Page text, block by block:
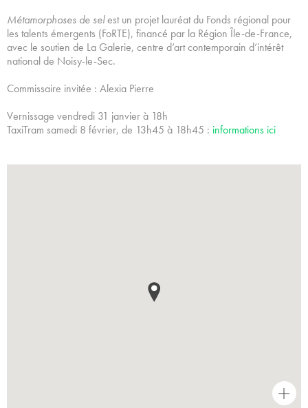
Métamorphoses de selest un projet lauréat du Fonds régional pour
les talents émergents (FoRTE), financé par la Région Île-de-France,
avec le soutien de La Galerie, centre d’art contemporain d’intérêt
national de Noisy-le-Sec.
Commissaire invitée : Alexia Pierre
Vernissage vendredi 31 janvier à 18h
TaxiTram samedi 8 février, de 13h45 à 18h45 : informations ici
+